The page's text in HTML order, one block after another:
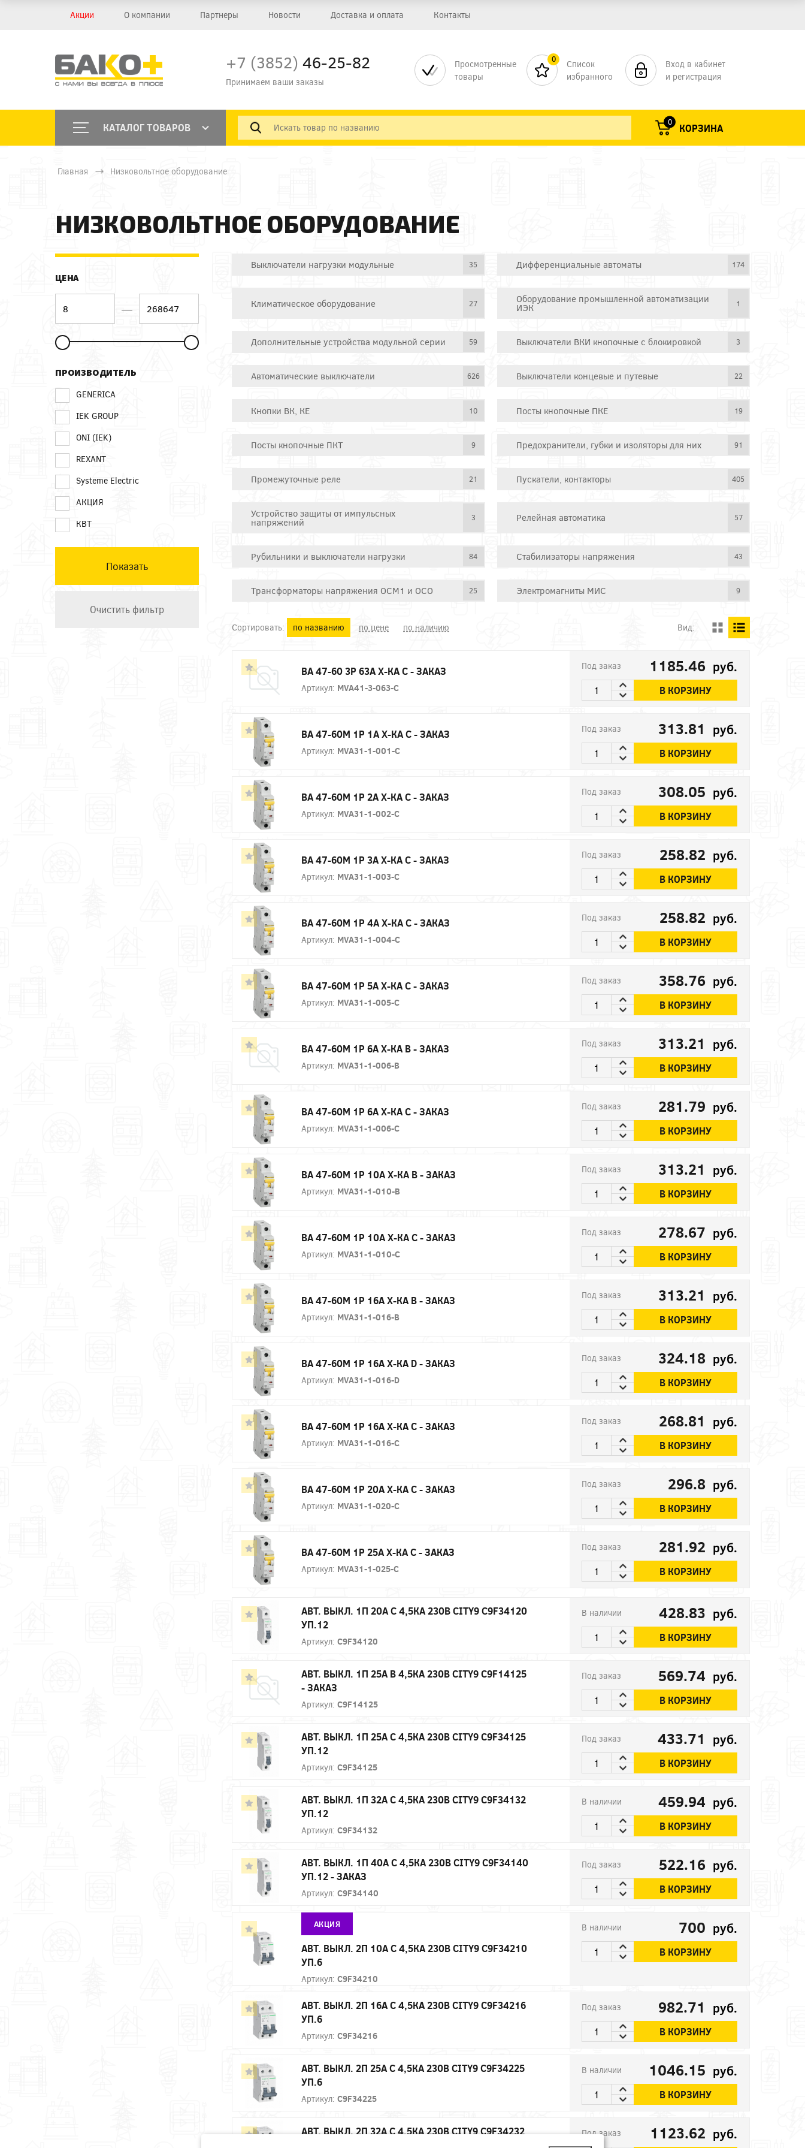
Акции О компании Партнеры Новости Доставка и оплата Контакты
+7 (3852) 46-25-82
Принимаем ваши заказы
Просмотренные
товары
0
Список
избранного
Вход в кабинет
и регистрация
КАТАЛОГ ТОВАРОВ 0 КОРЗИНА
Главная Низковольтное оборудование
НИЗКОВОЛЬТНОЕ ОБОРУДОВАНИЕ
ЦЕНА
—
ПРОИЗВОДИТЕЛЬ
GENERICA
IEK GROUP
ONI (IEK)
REXANT
Systeme Electric
АКЦИЯ
КВТ
КЭАЗ
Остальные ТМ
Техэнерго
Выключатели нагрузки модульные 35 Дифференциальные автоматы 174
Климатическое оборудование 27 Оборудование промышленной автоматизации
ИЭК 1
Дополнительные устройства модульной серии 59 Выключатели ВКИ кнопочные с блокировкой 3
Автоматические выключатели 626 Выключатели концевые и путевые 22
Кнопки ВК, КЕ 10 Посты кнопочные ПКЕ 19
Посты кнопочные ПКТ 9 Предохранители, губки и изоляторы для них 91
Промежуточные реле 21 Пускатели, контакторы 405
Устройство защиты от импульсных
напряжений 3 Релейная автоматика 57
Рубильники и выключатели нагрузки 84 Стабилизаторы напряжения 43
Трансформаторы напряжения ОСМ1 и ОСО 25 Электромагниты МИС 9
Сортировать: по названию по цене по наличию Вид:
ВА 47-60 3P 63А Х-КА C - ЗАКАЗ
Артикул: MVA41-3-063-C
Под заказ 1185.46 руб.
В КОРЗИНУ
ВА 47-60М 1P 1А Х-КА С - ЗАКАЗ
Артикул: MVA31-1-001-C
Под заказ 313.81 руб.
В КОРЗИНУ
ВА 47-60М 1P 2А Х-КА С - ЗАКАЗ
Артикул: MVA31-1-002-C
Под заказ 308.05 руб.
В КОРЗИНУ
ВА 47-60М 1P 3А Х-КА С - ЗАКАЗ
Артикул: MVA31-1-003-C
Под заказ 258.82 руб.
В КОРЗИНУ
ВА 47-60М 1P 4А Х-КА С - ЗАКАЗ
Артикул: MVA31-1-004-C
Под заказ 258.82 руб.
В КОРЗИНУ
ВА 47-60М 1P 5А Х-КА С - ЗАКАЗ
Артикул: MVA31-1-005-C
Под заказ 358.76 руб.
В КОРЗИНУ
ВА 47-60М 1P 6А Х-КА B - ЗАКАЗ
Артикул: MVA31-1-006-B
Под заказ 313.21 руб.
В КОРЗИНУ
ВА 47-60М 1P 6А Х-КА С - ЗАКАЗ
Артикул: MVA31-1-006-C
Под заказ 281.79 руб.
В КОРЗИНУ
ВА 47-60М 1P 10А Х-КА B - ЗАКАЗ
Артикул: MVA31-1-010-B
Под заказ 313.21 руб.
В КОРЗИНУ
ВА 47-60М 1P 10А Х-КА С - ЗАКАЗ
Артикул: MVA31-1-010-C
Под заказ 278.67 руб.
В КОРЗИНУ
ВА 47-60М 1P 16А Х-КА B - ЗАКАЗ
Артикул: MVA31-1-016-B
Под заказ 313.21 руб.
В КОРЗИНУ
ВА 47-60М 1P 16А Х-КА D - ЗАКАЗ
Артикул: MVA31-1-016-D
Под заказ 324.18 руб.
В КОРЗИНУ
ВА 47-60М 1P 16А Х-КА С - ЗАКАЗ
Артикул: MVA31-1-016-C
Под заказ 268.81 руб.
В КОРЗИНУ
ВА 47-60М 1P 20А Х-КА С - ЗАКАЗ
Артикул: MVA31-1-020-C
Под заказ 296.8 руб.
В КОРЗИНУ
ВА 47-60М 1P 25А Х-КА С - ЗАКАЗ
Артикул: MVA31-1-025-C
Под заказ 281.92 руб.
В КОРЗИНУ
АВТ. ВЫКЛ. 1П 20А С 4,5КА 230В CITY9 C9F34120
УП.12
Артикул: C9F34120
В наличии 428.83 руб.
В КОРЗИНУ
АВТ. ВЫКЛ. 1П 25А B 4,5КА 230В CITY9 C9F14125
- ЗАКАЗ
Артикул: C9F14125
Под заказ 569.74 руб.
В КОРЗИНУ
АВТ. ВЫКЛ. 1П 25А С 4,5КА 230В CITY9 C9F34125
УП.12
Артикул: C9F34125
Под заказ 433.71 руб.
В КОРЗИНУ
АВТ. ВЫКЛ. 1П 32А С 4,5КА 230В CITY9 C9F34132
УП.12
Артикул: C9F34132
В наличии 459.94 руб.
В КОРЗИНУ
АВТ. ВЫКЛ. 1П 40А С 4,5КА 230В CITY9 C9F34140
УП.12 - ЗАКАЗ
Артикул: C9F34140
Под заказ 522.16 руб.
В КОРЗИНУ
АКЦИЯ
АВТ. ВЫКЛ. 2П 10А С 4,5КА 230В CITY9 C9F34210
УП.6
Артикул: C9F34210
В наличии 700 руб.
В КОРЗИНУ
АВТ. ВЫКЛ. 2П 16А С 4,5КА 230В CITY9 C9F34216
УП.6
Артикул: C9F34216
Под заказ 982.71 руб.
В КОРЗИНУ
АВТ. ВЫКЛ. 2П 25А С 4,5КА 230В CITY9 C9F34225
УП.6
Артикул: C9F34225
В наличии 1046.15 руб.
В КОРЗИНУ
АВТ. ВЫКЛ. 2П 32А С 4,5КА 230В CITY9 C9F34232
Под заказ 1123.62 руб.